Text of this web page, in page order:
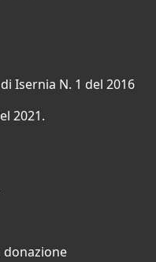
Isernia N. 1 del 2016
2021.
donazione